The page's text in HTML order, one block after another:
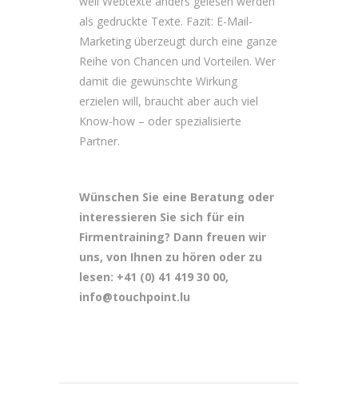
als gedruckte Texte. Fazit: E-Mail-
Marketing überzeugt durch eine ganze
Reihe von Chancen und Vorteilen. Wer
damit die gewünschte Wirkung
erzielen will, braucht aber auch viel
Know-how – oder spezialisierte
Partner.
Wünschen Sie eine Beratung oder
interessieren Sie sich für ein
Firmentraining? Dann freuen wir
uns, von Ihnen zu hören oder zu
lesen: +41 (0) 41 419 30 00,
info@touchpoint.lu